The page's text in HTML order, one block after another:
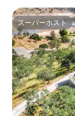
スーパーホスト
スーパーホスト